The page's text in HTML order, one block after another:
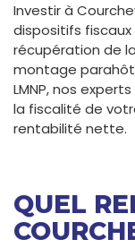
Investir à
dispositifs
récupération de
montage
LMNP, nos
la fiscalité de
rentabilité nette.
QUEL